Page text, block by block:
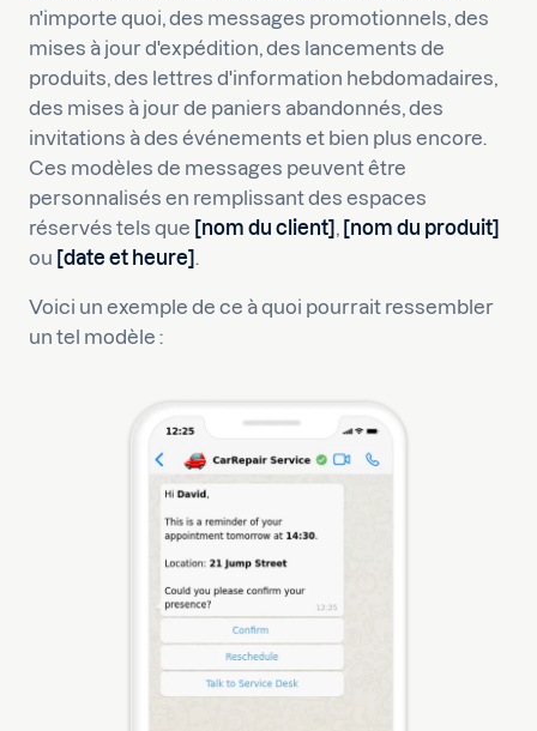
n'importe quoi, des messages promotionnels, des
mises à jour d'expédition, des lancements de
produits, des lettres d'information hebdomadaires,
des mises à jour de paniers abandonnés, des
invitations à des événements et bien plus encore.
Ces modèles de messages peuvent être
personnalisés en remplissant des espaces
réservés tels que [nom du client] , [nom du produit]
ou [date et heure] .
Voici un exemple de ce à quoi pourrait ressembler
un tel modèle :